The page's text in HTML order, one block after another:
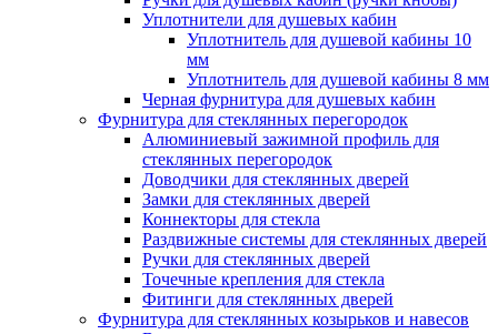
Уплотнители для душевых кабин
Уплотнитель для душевой кабины 10
мм
Уплотнитель для душевой кабины 8 мм
Черная фурнитура для душевых кабин
Фурнитура для стеклянных перегородок
Алюминиевый зажимной профиль для
стеклянных перегородок
Доводчики для стеклянных дверей
Замки для стеклянных дверей
Коннекторы для стекла
Раздвижные системы для стеклянных дверей
Ручки для стеклянных дверей
Точечные крепления для стекла
Фитинги для стеклянных дверей
Фурнитура для стеклянных козырьков и навесов